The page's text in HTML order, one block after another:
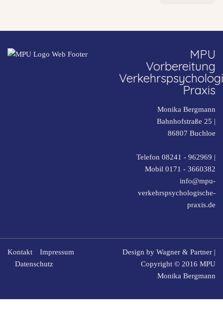
MPU
Vorbereitung
Praxis
Monika Bergmann
Bahnhofstraße 25 |
86807 Buchloe
Telefon 08241 - 962969 |
Mobil 0171 - 3660382
info@mpu-
verkehrspsychologische-
praxis.de
Kontakt
Impressum
Datenschutz
Design by Wagner & Partner |
Copyright © 2016 MPU
Monika Bergmann